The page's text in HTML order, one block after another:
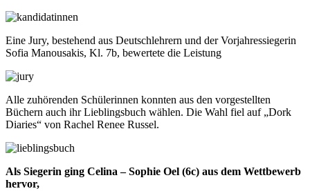
Eine Jury, bestehend aus Deutschlehrern und der Vorjahressiegerin
Sofia Manousakis, Kl. 7b, bewertete die Leistung
Alle zuhörenden Schülerinnen konnten aus den vorgestellten
Büchern auch ihr Lieblingsbuch wählen. Die Wahl fiel auf „Dork
Diaries“ von Rachel Renee Russel.
Als Siegerin ging Celina – Sophie Oel (6c) aus dem Wettbewerb
hervor,